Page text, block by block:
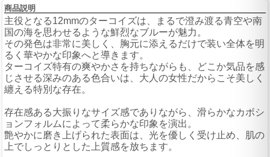
商品説明
主役となる12mmのターコイズは、まるで澄み渡る青空や南
国の海を思わせるような鮮烈なブルーが魅力。
その発色は非常に美しく、胸元に添えるだけで装い全体を明
るく華やかな印象へと導きます。
ターコイズ特有の爽やかさを持ちながらも、どこか気品を感
じさせる深みのある色合いは、大人の女性だからこそ美しく
纏える特別な存在。
存在感ある大振りなサイズ感でありながら、滑らかなカボシ
ョンフォルムによって柔らかな印象を演出。
艶やかに磨き上げられた表面は、光を優しく受け止め、肌の
上でしっとりとした上質感を放ちます。